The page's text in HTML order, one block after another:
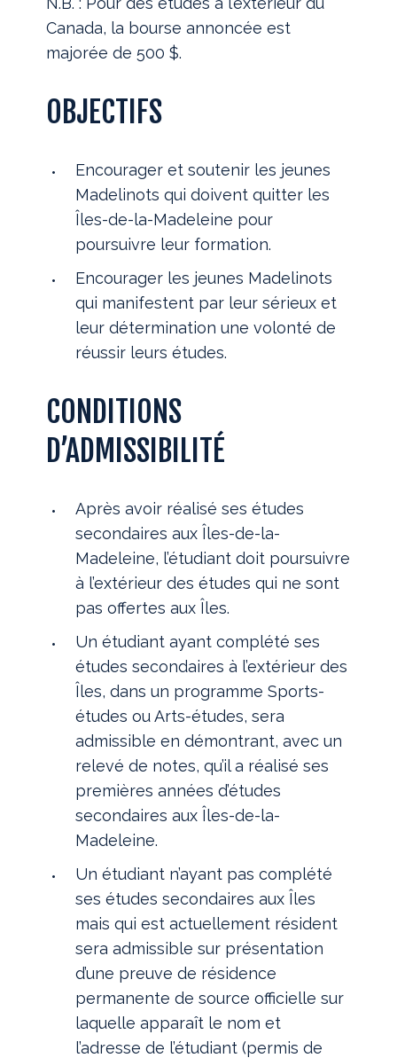
Canada, la bourse annoncée est
majorée de 500 $.
OBJECTIFS
Encourager et soutenir les jeunes
Madelinots qui doivent quitter les
Îles-de-la-Madeleine pour
poursuivre leur formation.
Encourager les jeunes Madelinots
qui manifestent par leur sérieux et
leur détermination une volonté de
réussir leurs études.
CONDITIONS
D’ADMISSIBILITÉ
Après avoir réalisé ses études
secondaires aux Îles-de-la-
Madeleine, l’étudiant doit poursuivre
à l’extérieur des études qui ne sont
pas offertes aux Îles.
Un étudiant ayant complété ses
études secondaires à l’extérieur des
Îles, dans un programme Sports-
études ou Arts-études, sera
admissible en démontrant, avec un
relevé de notes, qu’il a réalisé ses
premières années d’études
secondaires aux Îles-de-la-
Madeleine.
Un étudiant n’ayant pas complété
ses études secondaires aux Îles
mais qui est actuellement résident
sera admissible sur présentation
d’une preuve de résidence
permanente de source officielle sur
laquelle apparaît le nom et
l’adresse de l’étudiant (permis de